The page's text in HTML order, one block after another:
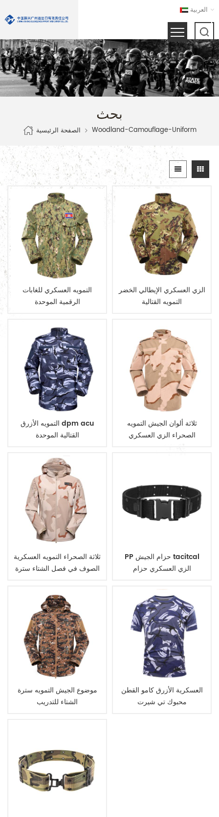
العربية
بحث
الصفحة الرئيسية Woodland-Camouflage-Uniform
التمويه العسكري للغابات
الرقمية الموحدة
الزي العسكري الإيطالي الخضر
التمويه القتالية
التمويه الأزرق dpm acu
القتالية الموحدة
ثلاثة ألوان الجيش التمويه
الصحراء الزي العسكري
ثلاثة الصحراء التمويه العسكرية
الصوف في فصل الشتاء سترة
PP حزام الجيش tacitcal
الزي العسكري حزام
موضوع الجيش التمويه سترة
الشتاء للتدريب
العسكرية الأزرق كامو القطن
محبوك تي شيرت